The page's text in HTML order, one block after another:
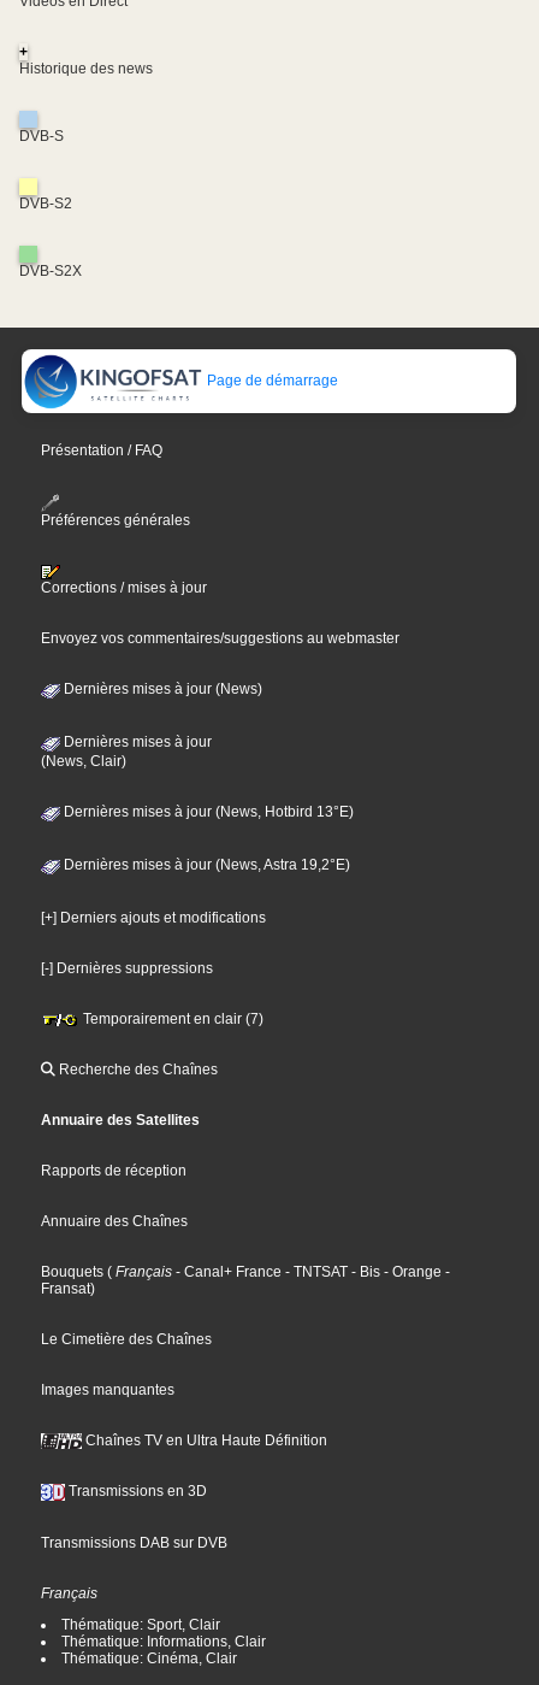
+
Historique des news
DVB-S
DVB-S2
DVB-S2X
Page de démarrage
Présentation / FAQ
Préférences générales
Corrections / mises à jour
Envoyez vos commentaires/suggestions au webmaster
Dernières mises à jour (News)
Dernières mises à jour
(News, Clair)
Dernières mises à jour (News, Hotbird 13°E)
Dernières mises à jour (News, Astra 19,2°E)
[+] Derniers ajouts et modifications
[-] Dernières suppressions
Temporairement en clair (7)
Recherche des Chaînes
Annuaire des Satellites
Rapports de réception
Annuaire des Chaînes
Bouquets ( Français - Canal+ France - TNTSAT - Bis - Orange -
Fransat)
Le Cimetière des Chaînes
Images manquantes
Chaînes TV en Ultra Haute Définition
Transmissions en 3D
Transmissions DAB sur DVB
Français
Thématique: Sport, Clair
Thématique: Informations, Clair
Thématique: Cinéma, Clair